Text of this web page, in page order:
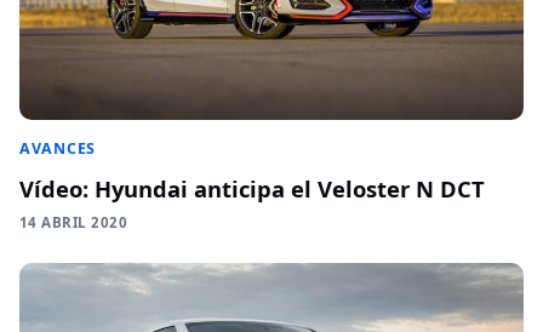
AVANCES
Vídeo: Hyundai anticipa el Veloster N DCT
14 ABRIL 2020